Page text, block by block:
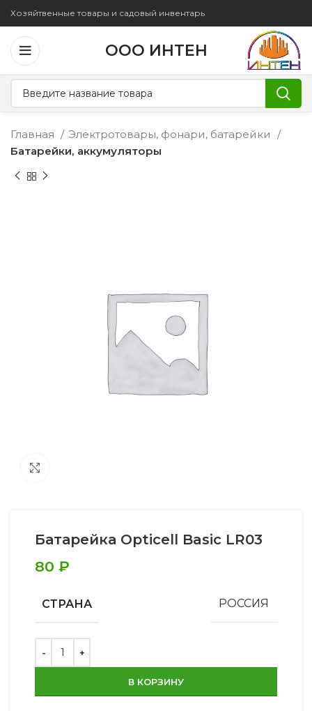
Хозяйтвенные товары и садовый инвентарь
ООО ИНТЕН
Главная
Электротовары, фонари, батарейки
Батарейки, аккумуляторы
Батарейка Opticell Basic LR03
80 ₽
СТРАНА РОССИЯ
В КОРЗИНУ